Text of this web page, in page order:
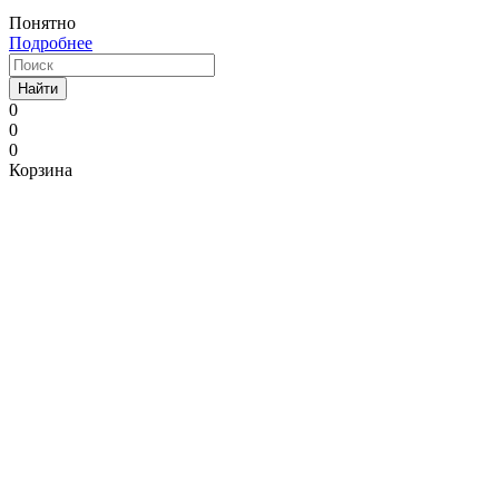
Понятно
Подробнее
Найти
0
0
0
Корзина